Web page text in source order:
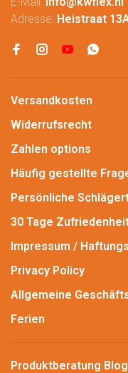
Adresse: Heistraat
Versandkosten
Widerrufsrecht
Zahlen options
Häufig gestellte
Persönliche
30 Tage
Impressum /
Privacy Policy
Allgemeine
Ferien
Produktberatung Blog